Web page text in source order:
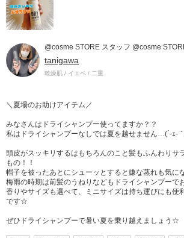
@cosme STORE スタッフ @cosme
tanigawa
乾燥肌 / イエベ / 二重
＼夏場のお助けアイテム／
みなさんはドライシャンプー使ってますか？？
私はドライシャンプーなしでは夏を越せません…(´-ｪ-
頭皮がスッキリするはもちろんのこと髪もふんわりサ
もの！！
帽子を被ったあとにシューッとすると嫌な蒸れも気に
梅雨の時期は前髪のうねりなどもドライシャンプーで
香りやサイズも選べて、ミニサイズは持ち運びにも便
です☆
ぜひドライシャンプーで暑い夏を乗り越えましょう☆